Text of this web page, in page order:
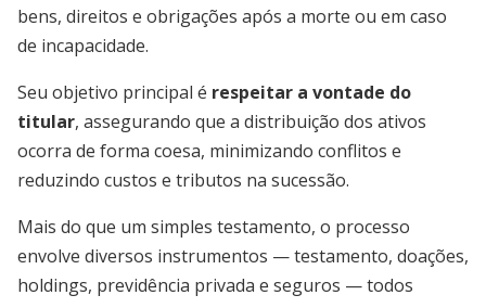
bens, direitos e obrigações após a morte ou em caso
de incapacidade.
Seu objetivo principal é respeitar a vontade do
titular, assegurando que a distribuição dos ativos
ocorra de forma coesa, minimizando conflitos e
reduzindo custos e tributos na sucessão.
Mais do que um simples testamento, o processo
envolve diversos instrumentos — testamento, doações,
holdings, previdência privada e seguros — todos